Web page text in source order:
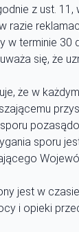
z ust. 11,
razie
w terminie 30
się, że
że w
sporu
jest w
i opieki